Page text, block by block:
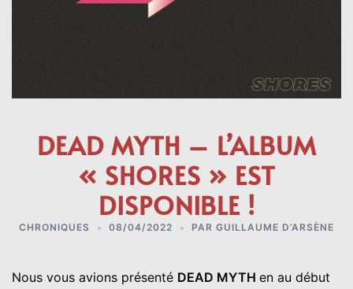
DEAD MYTH – L’ALBUM
« SHORES » EST
DISPONIBLE !
CHRONIQUES 08/04/2022 PAR GUILLAUME D’ARSÈNE
Nous vous avions présenté DEAD MYTH en au début